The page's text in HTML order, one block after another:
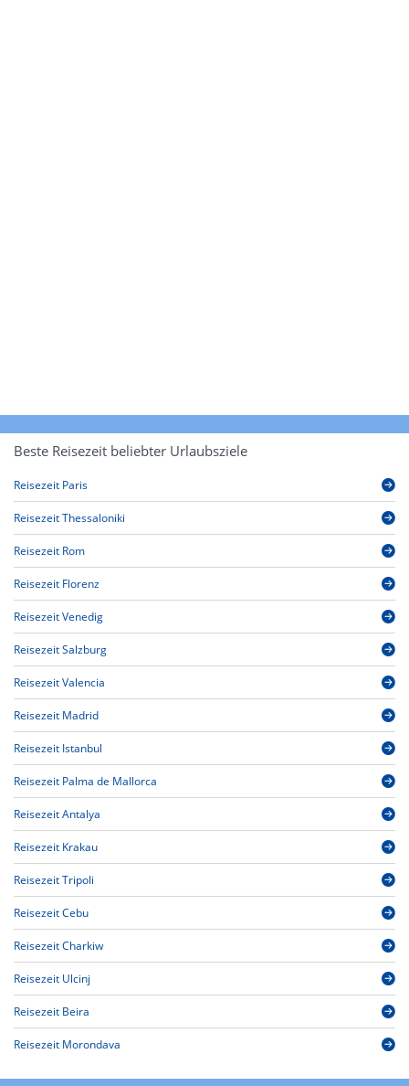
Beste Reisezeit beliebter Urlaubsziele
Reisezeit Paris
Reisezeit Thessaloniki
Reisezeit Rom
Reisezeit Florenz
Reisezeit Venedig
Reisezeit Salzburg
Reisezeit Valencia
Reisezeit Madrid
Reisezeit Istanbul
Reisezeit Palma de Mallorca
Reisezeit Antalya
Reisezeit Krakau
Reisezeit Tripoli
Reisezeit Cebu
Reisezeit Charkiw
Reisezeit Ulcinj
Reisezeit Beira
Reisezeit Morondava